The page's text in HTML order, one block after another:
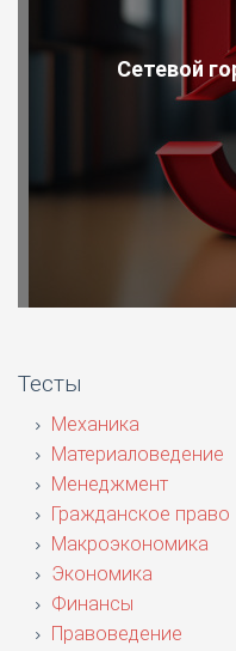
Сетевой
Тесты
Механика
Материаловедение
Менеджмент
Гражданское право
Макроэкономика
Экономика
Финансы
Правоведение